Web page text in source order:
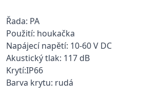
Řada: PA
Použití: houkačka
Napájecí napětí: 10-60 V DC
Akustický tlak: 117 dB
Krytí:IP66
Barva krytu: rudá